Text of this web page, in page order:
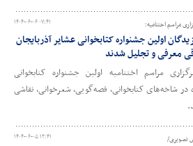
۱۴۰۴-۰۶-۰۶ ۰۷:۴۱ مراسم اختتامیه؛
اولین جشنواره کتابخوانی عشایر آذربایجان
معرفی و تجلیل شدند
مراسم اختتامیه اولین جشنواره کتابخوانی
در شاخه‌های کتابخوانی، قصه‌گویی، شعرخوانی، نقاشی
۱۴۰۴-۰۶-۰۵ ۱۲:۴۱ تصویری/